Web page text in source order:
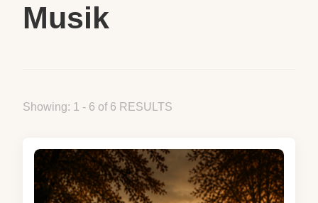
Musik
Showing: 1 - 6 of 6 RESULTS